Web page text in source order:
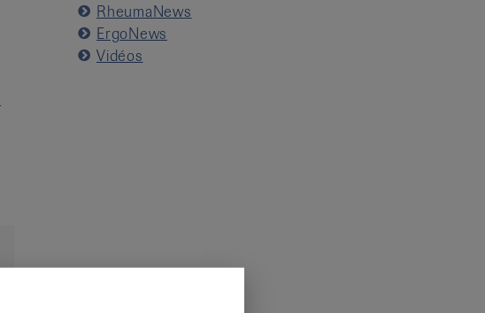
RheumaNews
ErgoNews
Vidéos